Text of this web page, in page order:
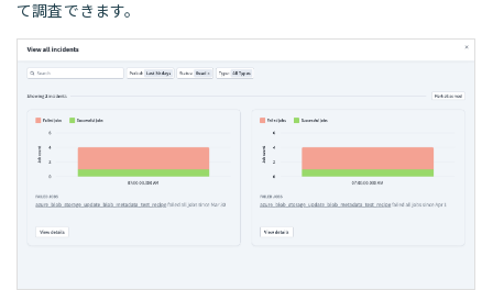
て調査できます。